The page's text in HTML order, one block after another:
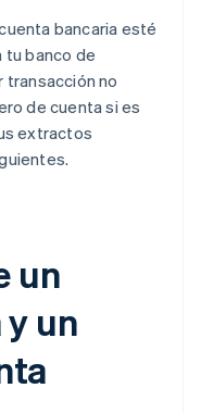
bancaria esté
tu banco de
transacción no
de cuenta si es
extractos
un
un